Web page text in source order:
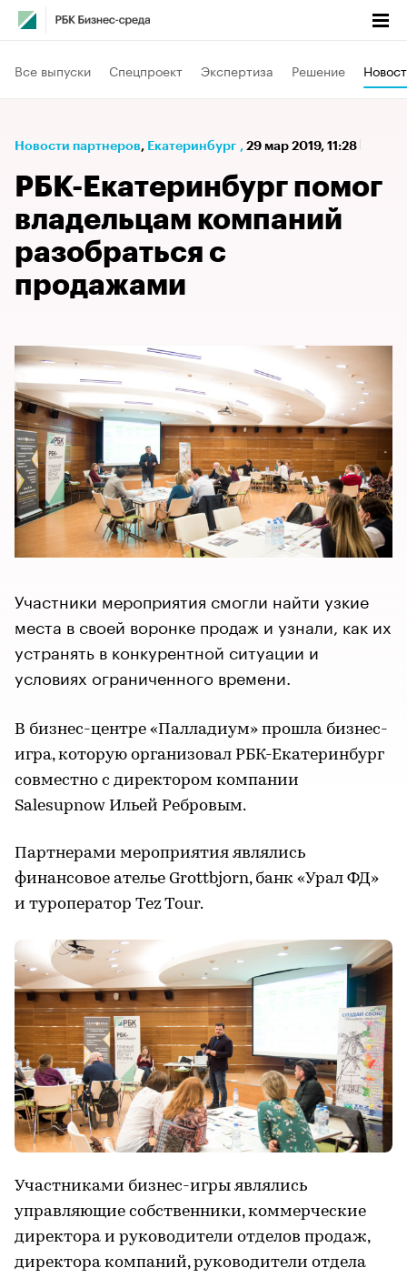
Все выпуски Спецпроект Экспертиза Решение
Новости партнеров⁠, Екатеринбург , 29 мар 2019, 11:28
РБК-Екатеринбург помог
владельцам компаний
разобраться с
продажами
Участники мероприятия смогли найти узкие
места в своей воронке продаж и узнали, как их
устранять в конкурентной ситуации и
условиях ограниченного времени.
В бизнес-центре «Палладиум» прошла бизнес-
игра, которую организовал РБК-Екатеринбург
совместно с директором компании
Salesupnow Ильей Ребровым.
Партнерами мероприятия являлись
финансовое ателье Grottbjorn, банк «Урал ФД»
и туроператор Tez Tour.
Участниками бизнес-игры являлись
управляющие собственники, коммерческие
директора и руководители отделов продаж,
директора компаний, руководители отдела